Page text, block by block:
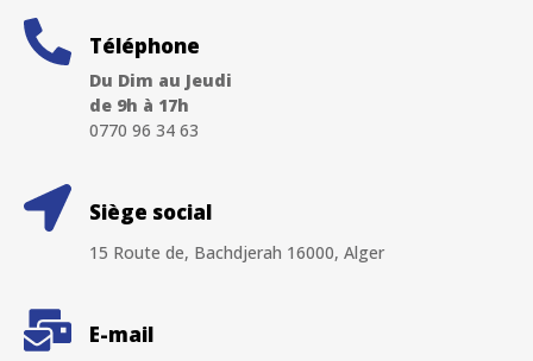
Téléphone
Du Dim au Jeudi
de 9h à 17h
0770 96 34 63
Siège social
15 Route de, Bachdjerah 16000, Alger
E-mail